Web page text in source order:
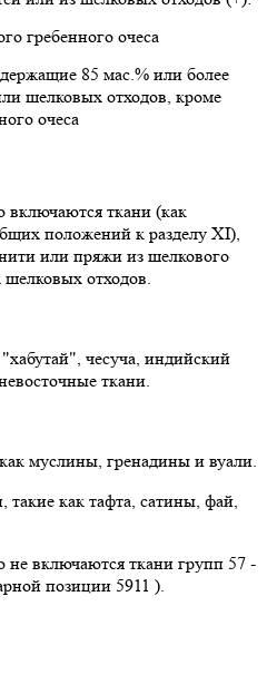
гребенного очеса
85 мас.% или более
шелковых отходов, кроме
очеса
ткани (как
положений к разделу XI),
или пряжи из шелкового
шелковых отходов.
чесуча, индийский
ткани.
муслины, гренадины и вуали.
как тафта, сатины, фай,
включаются ткани групп 57 -
позиции 5911 ).